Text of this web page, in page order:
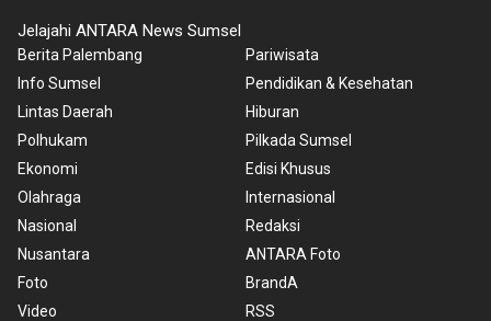
Jelajahi ANTARA News Sumsel
Berita Palembang
Info Sumsel
Lintas Daerah
Polhukam
Ekonomi
Olahraga
Nasional
Nusantara
Foto
Video
Pariwisata
Pendidikan & Kesehatan
Hiburan
Pilkada Sumsel
Edisi Khusus
Internasional
Redaksi
ANTARA Foto
BrandA
RSS